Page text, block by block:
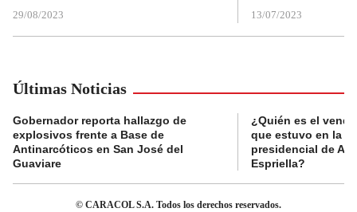
29/08/2023 13/07/2023
Últimas Noticias
Gobernador reporta hallazgo de
explosivos frente a Base de
Antinarcóticos en San José del
Guaviare
¿Quién es el
que estuvo en la
presidencial de
Espriella?
© CARACOL S.A. Todos los derechos reservados.